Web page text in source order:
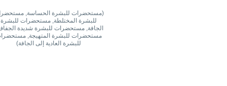
(مستحضرات للبشرة الحساسة,
للبشرة المختلطة, مستحضرات للبشرة
الجافة, مستحضرات للبشرة شديدة
مستحضرات للبشرة المتهيجة,
للبشرة العادية إلى الجافة)